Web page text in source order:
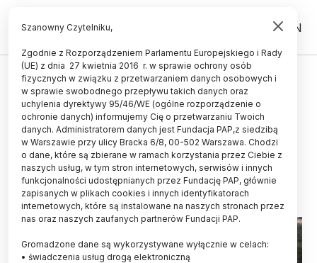
PL EN
GRANTY I KONKURSY
Lubelskie/ Bogdanka i UMCS
uruchomią konkurs grantowy
Środowisko i Nauka
01.05.2026
aktualizacja: 01.05.2026
2 minuty czytania
Szanowny Czytelniku,
Zgodnie z Rozporządzeniem Parlamentu Europejskiego i Rady
(UE) z dnia 27 kwietnia 2016 r. w sprawie ochrony osób
fizycznych w związku z przetwarzaniem danych osobowych i
w sprawie swobodnego przepływu takich danych oraz
uchylenia dyrektywy 95/46/WE (ogólne rozporządzenie o
ochronie danych) informujemy Cię o przetwarzaniu Twoich
danych. Administratorem danych jest Fundacja PAP,z siedzibą
w Warszawie przy ulicy Bracka 6/8, 00-502 Warszawa. Chodzi
o dane, które są zbierane w ramach korzystania przez Ciebie z
naszych usług, w tym stron internetowych, serwisów i innych
funkcjonalności udostępnianych przez Fundację PAP, głównie
zapisanych w plikach cookies i innych identyfikatorach
internetowych, które są instalowane na naszych stronach przez
nas oraz naszych zaufanych partnerów Fundacji PAP.
Gromadzone dane są wykorzystywane wyłącznie w celach:
• świadczenia usług drogą elektroniczną